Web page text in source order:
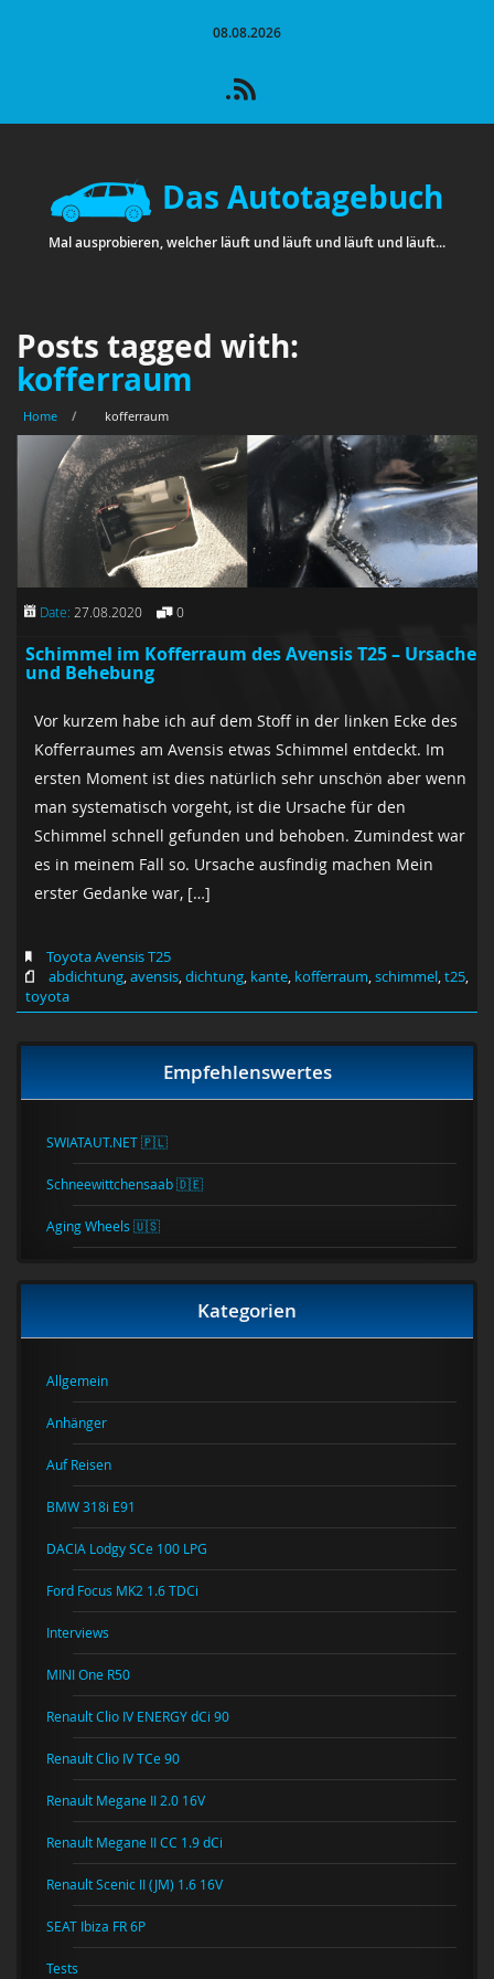
08.08.2026
Das Autotagebuch
Mal ausprobieren, welcher läuft und läuft und läuft und läuft...
Posts tagged with:
kofferraum
Home / kofferraum
Date: 27.08.2020 0
Schimmel im Kofferraum des Avensis T25 – Ursache
und Behebung
Vor kurzem habe ich auf dem Stoff in der linken Ecke des
Kofferraumes am Avensis etwas Schimmel entdeckt. Im
ersten Moment ist dies natürlich sehr unschön aber wenn
man systematisch vorgeht, ist die Ursache für den
Schimmel schnell gefunden und behoben. Zumindest war
es in meinem Fall so. Ursache ausfindig machen Mein
erster Gedanke war, […]
Toyota Avensis T25
abdichtung,avensis,dichtung, kante, kofferraum,schimmel,t25,
toyota
Empfehlenswertes
SWIATAUT.NET 🇵🇱
Schneewittchensaab 🇩🇪
Aging Wheels 🇺🇸
Kategorien
Allgemein
Anhänger
Auf Reisen
BMW 318i E91
DACIA Lodgy SCe 100 LPG
Ford Focus MK2 1.6 TDCi
Interviews
MINI One R50
Renault Clio IV ENERGY dCi 90
Renault Clio IV TCe 90
Renault Megane II 2.0 16V
Renault Megane II CC 1.9 dCi
Renault Scenic II (JM) 1.6 16V
SEAT Ibiza FR 6P
Tests